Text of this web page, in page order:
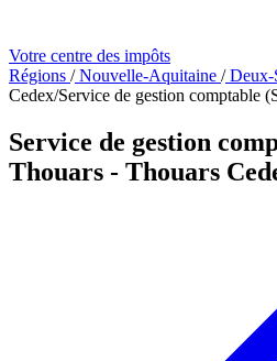
Votre centre des impôts
Régions /Nouvelle-Aquitaine /Deux-
Cedex/Service de gestion comptable
Service de gestion
Thouars - Thouars